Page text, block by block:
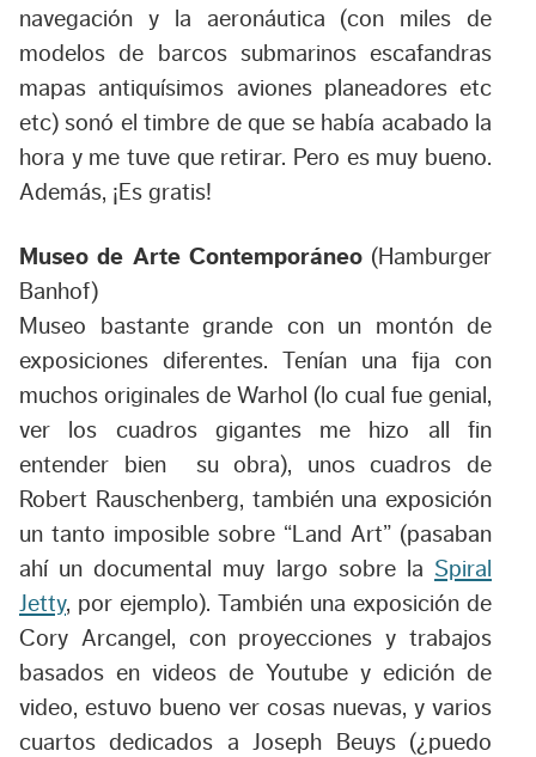
navegación y la aeronáutica (con miles de
modelos de barcos submarinos escafandras
mapas antiquísimos aviones planeadores etc
etc) sonó el timbre de que se había acabado la
hora y me tuve que retirar. Pero es muy bueno.
Además, ¡Es gratis!
Museo de Arte Contemporáneo(Hamburger
Banhof)
Museo bastante grande con un montón de
exposiciones diferentes. Tenían una fija con
muchos originales de Warhol (lo cual fue genial,
ver los cuadros gigantes me hizo all fin
entender bien su obra), unos cuadros de
Robert Rauschenberg, también una exposición
un tanto imposible sobre “Land Art” (pasaban
ahí un documental muy largo sobre la Spiral
Jetty, por ejemplo). También una exposición de
Cory Arcangel, con proyecciones y trabajos
basados en videos de Youtube y edición de
video, estuvo bueno ver cosas nuevas, y varios
cuartos dedicados a Joseph Beuys (¿puedo